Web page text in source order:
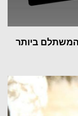
המשתלם ביותר